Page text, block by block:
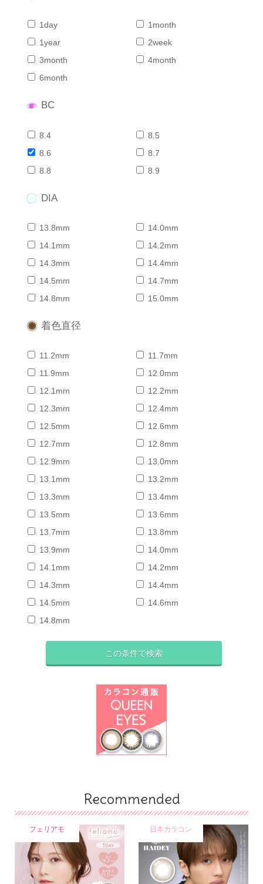
1day
1month
1year
2week
3month
4month
6month
BC
8.4
8.5
8.6
8.7
8.8
8.9
DIA
13.8mm
14.0mm
14.1mm
14.2mm
14.3mm
14.4mm
14.5mm
14.7mm
14.8mm
15.0mm
着色直径
11.2mm
11.7mm
11.9mm
12.0mm
12.1mm
12.2mm
12.3mm
12.4mm
12.5mm
12.6mm
12.7mm
12.8mm
12.9mm
13.0mm
13.1mm
13.2mm
13.3mm
13.4mm
13.5mm
13.6mm
13.7mm
13.8mm
13.9mm
14.0mm
14.1mm
14.2mm
14.3mm
14.4mm
14.5mm
14.6mm
14.8mm
Recommended
フェリアモ 日本カラコン